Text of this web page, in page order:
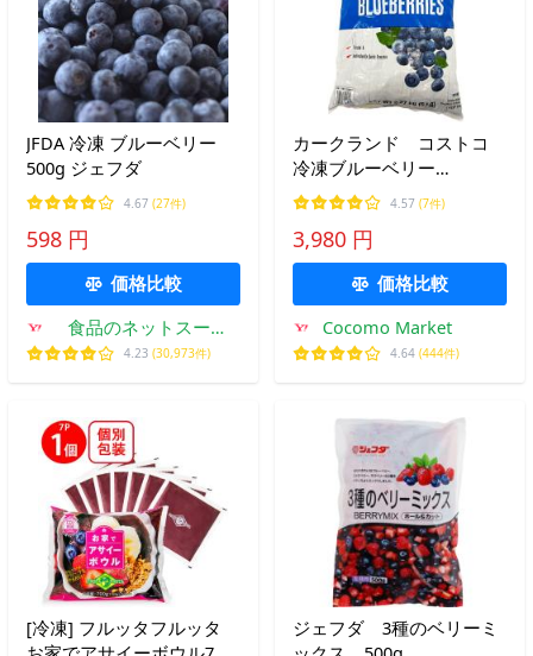
JFDA 冷凍 ブルーベリー
500g ジェフダ
4.67 (27件)
598 円
価格比較
食品のネットスーパ
ー・さんきん
4.23 (30,973件)
カークランド コストコ
冷凍ブルーベリー
2.27kg クール便で発送
4.57 (7件)
3,980 円
価格比較
Cocomo Market
4.64 (444件)
[冷凍] フルッタフルッタ
ジェフダ 3種のベリーミ